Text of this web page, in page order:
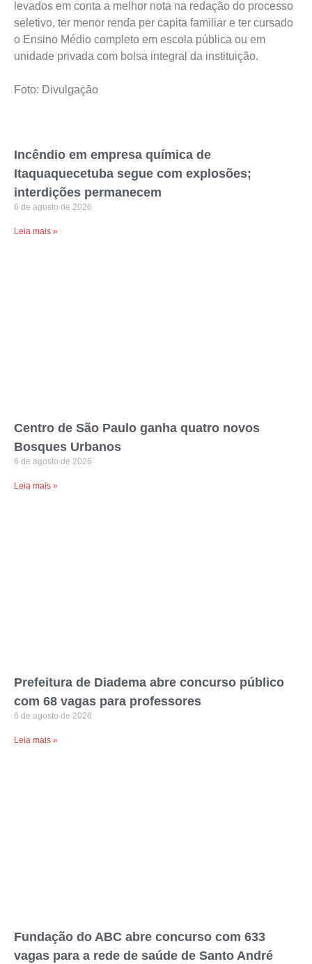
levados em conta a melhor nota na redação do processo
seletivo, ter menor renda per capita familiar e ter cursado
o Ensino Médio completo em escola pública ou em
unidade privada com bolsa integral da instituição.
Foto: Divulgação
Incêndio em empresa química de
Itaquaquecetuba segue com explosões;
interdições permanecem
6 de agosto de 2026
Leia mais »
Centro de São Paulo ganha quatro novos
Bosques Urbanos
6 de agosto de 2026
Leia mais »
Prefeitura de Diadema abre concurso público
com 68 vagas para professores
6 de agosto de 2026
Leia mais »
Fundação do ABC abre concurso com 633
vagas para a rede de saúde de Santo André